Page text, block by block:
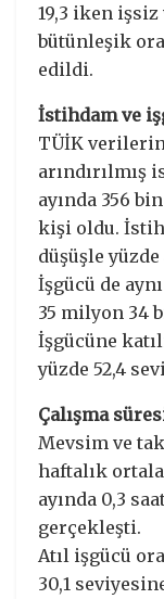
19,3 iken
bütünleşik
edildi.
İstihdam ve
TÜİK
arındırılmış
ayında 356
kişi oldu.
düşüşle
İşgücü de
35 milyon 34
İşgücüne
yüzde 52,4
Çalışma
Mevsim ve
haftalık
ayında 0,3
gerçekleşti.
Atıl işgücü
30,1